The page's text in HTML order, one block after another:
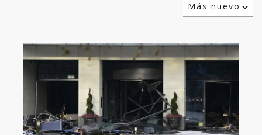
Más nuevo